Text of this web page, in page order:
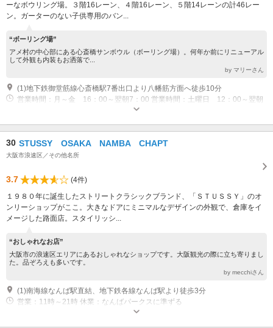
ーなボウリング場。３階16レーン、４階16レーン、５階14レーンの計46レー
ン。ガーターのない子供専用のバン...
“ボーリング場”
アメ村の中心部にある心斎橋サンボウル（ボーリング場）。何年か前にリニューアル
して外観も内装もお洒落で...
by マリーさん
(1)地下鉄御堂筋線心斎橋駅7番出口より八幡筋方面へ徒歩10分
営業時間：月～金 16：00～翌朝7：00 営業時間：土曜日 12：00～翌朝
7：00 営業時間：日、祝 10：00～翌朝7：00 休業：年中無休
30 STUSSY OSAKA NAMBA CHAPT
大阪市浪速区／その他名所
3.7
(4件)
１９８０年に誕生したストリートクラシックブランド、「ＳＴＵＳＳＹ」のオ
ンリーショップがここ。大きなドアにミニマルなデザインの外観で、倉庫をイ
メージした路面店。スタイリッシ...
“おしゃれなお店”
大阪市の浪速区エリアにあるおしゃれなショップです。大阪観光の際に立ち寄りまし
た。品ぞろえも多いです。
by mecchiさん
(1)南海線なんば駅直結、地下鉄各線なんば駅より徒歩3分
営業：11時～21時 休業：なんばパークスに準ずる